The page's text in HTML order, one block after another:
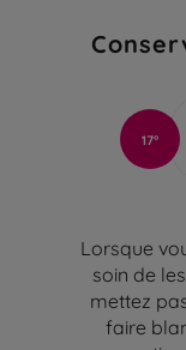
17°
Lorsque
soin de
mettez
faire